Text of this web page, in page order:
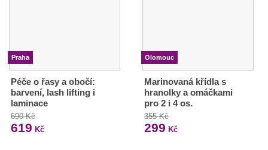
Praha
Péče o řasy a obočí:
barvení, lash lifting i
laminace
690 Kč
619 Kč
Olomouc
Marinovaná křídla s
hranolky a omáčkami
pro 2 i 4 os.
355 Kč
299 Kč